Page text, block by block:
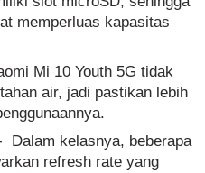
memperluas kapasitas
Mi 10 Youth 5G tidak
air, jadi pastikan lebih
Dalam kelasnya, beberapa
refresh rate yang